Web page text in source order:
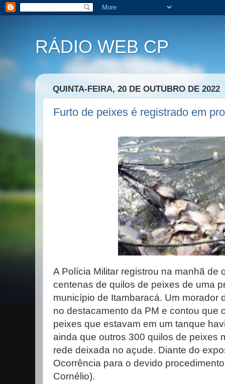
RÁDIO WEB CP
QUINTA-FEIRA, 20 DE OUTUBRO DE 2022
Furto de peixes é registrado em
A Polícia Militar registrou na manhã de
centenas de quilos de peixes de uma
município de Itambaracá. Um morador
no destacamento da PM e contou que
peixes que estavam em um tanque
ainda que outros 300 quilos de peixes
rede deixada no açude. Diante do
Ocorrência para o devido
Cornélio).